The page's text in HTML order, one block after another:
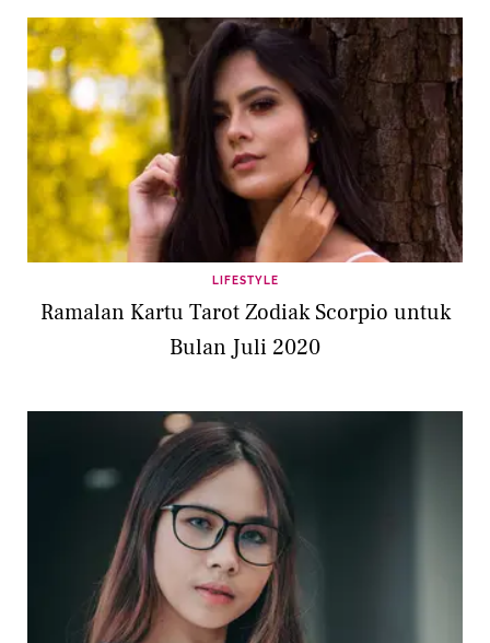
LIFESTYLE
Ramalan Kartu Tarot Zodiak Scorpio untuk
Bulan Juli 2020